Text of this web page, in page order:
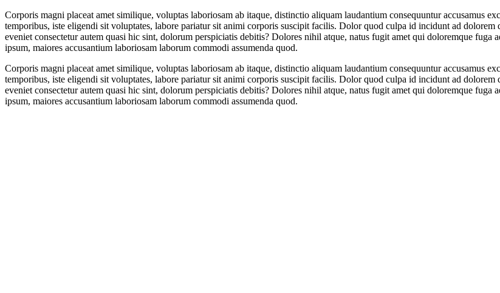
Corporis magni placeat amet similique, voluptas laboriosam ab itaque, distinctio aliquam laudantium consequuntur accusamus
temporibus, iste eligendi sit voluptates, labore pariatur sit animi corporis suscipit facilis. Dolor quod culpa id incidunt ad
eveniet consectetur autem quasi hic sint, dolorum perspiciatis debitis? Dolores nihil atque, natus fugit amet qui doloremque
ipsum, maiores accusantium laboriosam laborum commodi assumenda quod.
Corporis magni placeat amet similique, voluptas laboriosam ab itaque, distinctio aliquam laudantium consequuntur accusamus
temporibus, iste eligendi sit voluptates, labore pariatur sit animi corporis suscipit facilis. Dolor quod culpa id incidunt ad
eveniet consectetur autem quasi hic sint, dolorum perspiciatis debitis? Dolores nihil atque, natus fugit amet qui doloremque
ipsum, maiores accusantium laboriosam laborum commodi assumenda quod.